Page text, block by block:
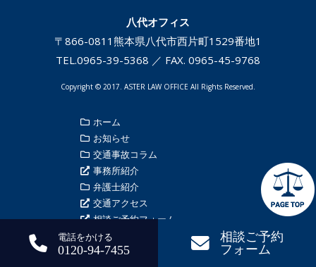
電話をかける
0120-94-7455
相談ご予約
フォーム
八代オフィス
〒866-0811 熊本県八代市西片町1529番地1
TEL.0965-39-5368 ／ FAX. 0965-45-9768
Copyright © 2017. ASTER LAW OFFICE All Rights Reserved.
ホーム
お知らせ
交通事故コラム
事務所紹介
弁護士紹介
交通アクセス
相談ご予約フォーム
プライバシーポリシー